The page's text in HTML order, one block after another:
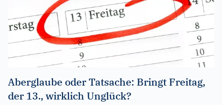
Aberglaube oder Tatsache: Bringt Freitag,
der 13., wirklich Unglück?